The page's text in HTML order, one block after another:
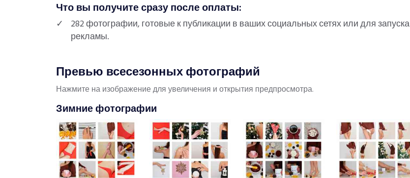
Что вы получите сразу после оплаты:
282 фотографии, готовые к публикации в ваших социальных сетях или для запуска
рекламы.
Превью всесезонных фотографий
Нажмите на изображение для увеличения и открытия предпросмотра.
Зимние фотографии